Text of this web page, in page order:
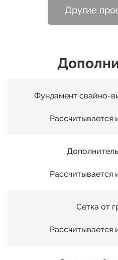
Другие
Фундамент свайно-
Рассчитывается
Рассчитывается
Сетка от
Рассчитывается
00
01
02
03
05
04
06
07